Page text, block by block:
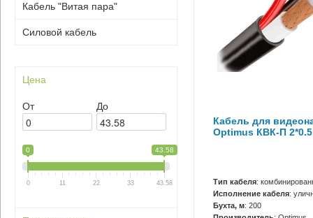
Кабель "Витая пара"
Силовой кабель
Цена
От До
0 43.58
0 11 22 33 43.58
Кабель для
Optimus КВК-П
Тип кабеля:
Исполнение кабеля:
Бухта, м: 200